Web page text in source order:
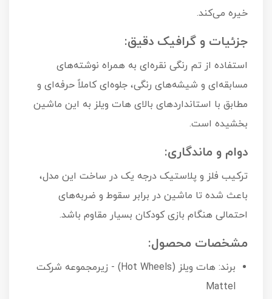
خیره می‌کند.
جزئیات و گرافیک دقیق:
استفاده از تم رنگی نقره‌ای به همراه نوشته‌های
مسابقه‌ای و شیشه‌های رنگی، جلوه‌ای کاملاً حرفه‌ای و
مطابق با استانداردهای بالای هات ویلز به این ماشین
بخشیده است.
دوام و ماندگاری:
ترکیب فلز و پلاستیک درجه یک در ساخت این مدل،
باعث شده تا ماشین در برابر سقوط و ضربه‌های
احتمالی هنگام بازی کودکان بسیار مقاوم باشد.
مشخصات محصول:
برند: هات ویلز (Hot Wheels) - زیرمجموعه شرکت
Mattel